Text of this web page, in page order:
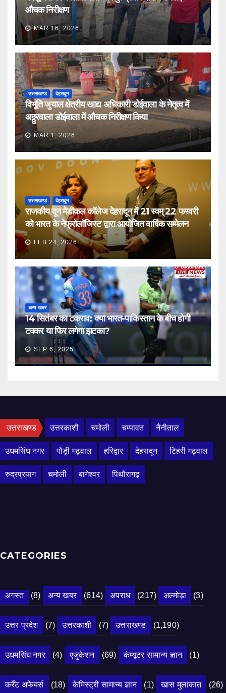
औचक निरीक्षण
MAR 16, 2026
उत्तराखण्ड देहरादून
विभूति जुयाल क्षेत्रीय खाद्य अधिकारी डोईवाला के नेतृत्व में
अठ्ठुरवाला डोईवाला में औचक निरीक्षण किया
MAR 1, 2026
उत्तराखण्ड देहरादून
राजकीय दून मेडीकल कॉलेज देहरादून में 21 स्वम् 22 फरवरी
को भारत के नेफ्रोलॉजिस्ट द्वारा आयोजित वार्षिक सम्मेलन
FEB 24, 2026
अन्य खबर
14 सितंबर का टकराव: क्या भारत-पाकिस्तान के बीच होगी
टक्कर या फिर लगेगा झटका?
SEP 6, 2025
उत्तराखण्ड उत्तरकाशी चमोली चम्पावत नैनीताल
उधमसिंघ नगर पौड़ी गढ़वाल हरिद्वार देहरादून टिहरी गढ़वाल
रुद्रप्रयाग चमोली बागेश्वर पिथौरागढ़
CATEGORIES
अगस्त (8) अन्य खबर (614) अपराध (217) अल्मोड़ा (3)
उत्तर प्रदेश (7) उत्तरकाशी (7) उत्तराखण्ड (1,190)
उधमसिंघ नगर (4) एजुकेशन (69) कंप्यूटर सामान्य ज्ञान (1)
कर्रेंट अफेयर्स (18) केमिस्ट्री सामान्य ज्ञान (1) खास मुलाकात (26)